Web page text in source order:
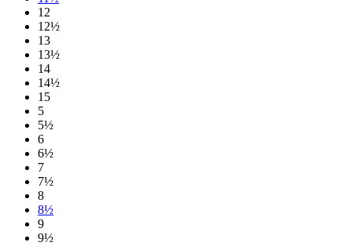
12
12½
13
13½
14
14½
15
5
5½
6
6½
7
7½
8
8½
9
9½